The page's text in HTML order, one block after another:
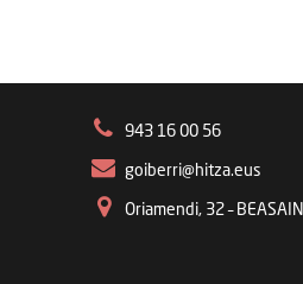
943 16 00 56
goiberri@hitza.eus
Oriamendi, 32 – BEASAIN